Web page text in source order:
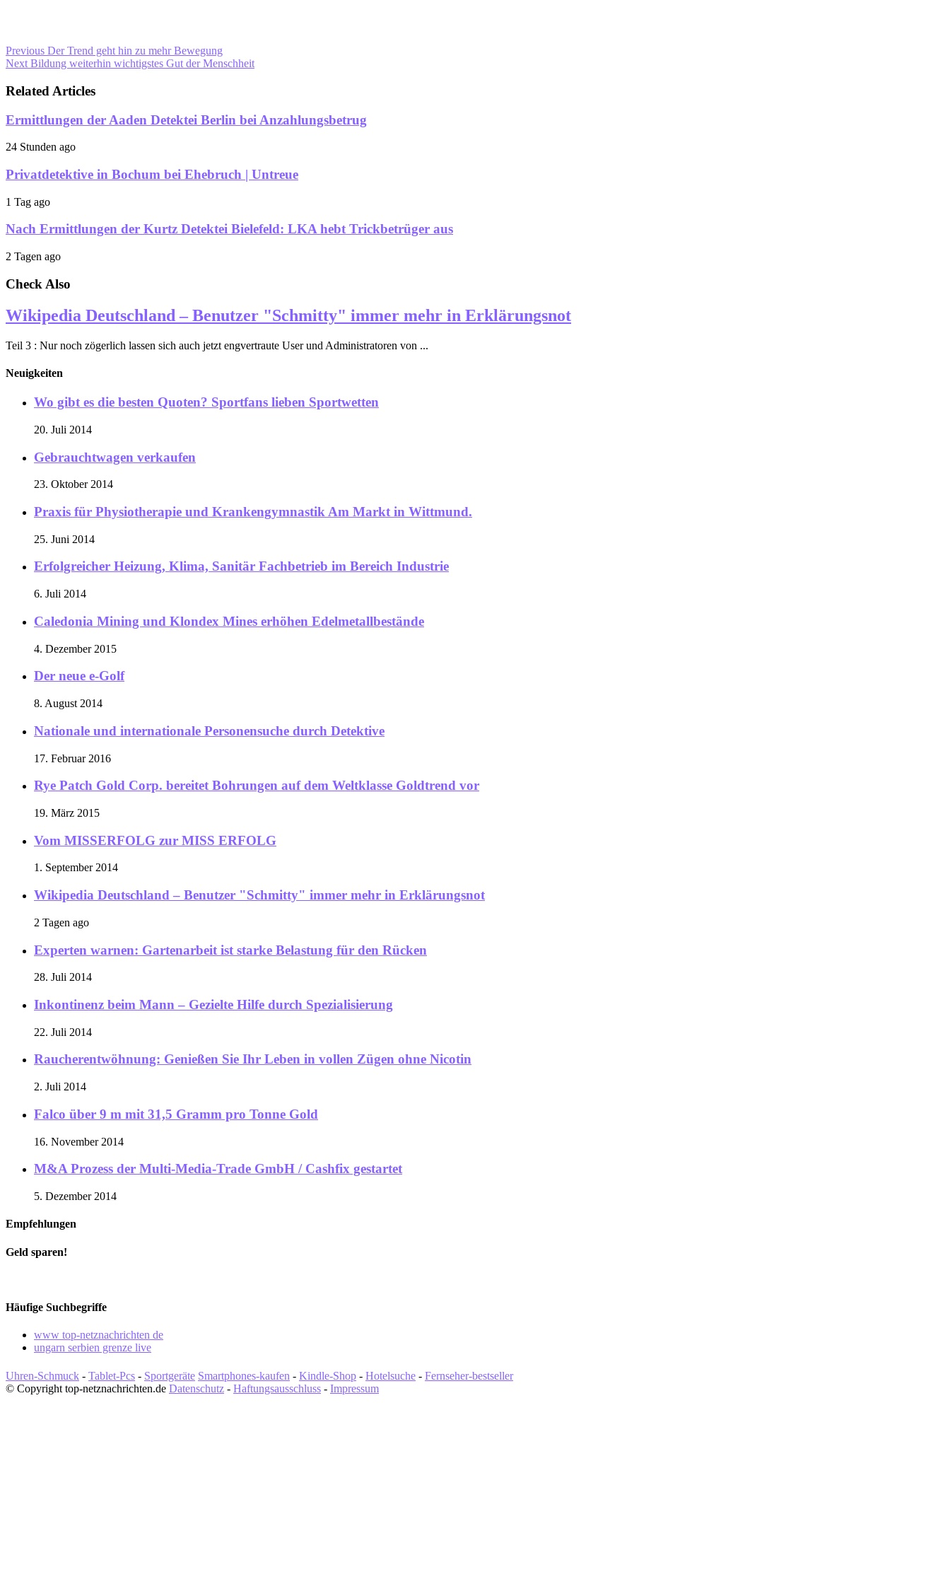
Previous Der Trend geht hin zu mehr Bewegung
Next Bildung weiterhin wichtigstes Gut der Menschheit
Related Articles
Ermittlungen der Aaden Detektei Berlin bei Anzahlungsbetrug
24 Stunden ago
Privatdetektive in Bochum bei Ehebruch | Untreue
1 Tag ago
Nach Ermittlungen der Kurtz Detektei Bielefeld: LKA hebt Trickbetrüger aus
2 Tagen ago
Check Also
Wikipedia Deutschland – Benutzer "Schmitty" immer mehr in Erklärungsnot
Teil 3 : Nur noch zögerlich lassen sich auch jetzt engvertraute User und Administratoren von ...
Neuigkeiten
Wo gibt es die besten Quoten? Sportfans lieben Sportwetten
20. Juli 2014
Gebrauchtwagen verkaufen
23. Oktober 2014
Praxis für Physiotherapie und Krankengymnastik Am Markt in Wittmund.
25. Juni 2014
Erfolgreicher Heizung, Klima, Sanitär Fachbetrieb im Bereich Industrie
6. Juli 2014
Caledonia Mining und Klondex Mines erhöhen Edelmetallbestände
4. Dezember 2015
Der neue e-Golf
8. August 2014
Nationale und internationale Personensuche durch Detektive
17. Februar 2016
Rye Patch Gold Corp. bereitet Bohrungen auf dem Weltklasse Goldtrend vor
19. März 2015
Vom MISSERFOLG zur MISS ERFOLG
1. September 2014
Wikipedia Deutschland – Benutzer "Schmitty" immer mehr in Erklärungsnot
2 Tagen ago
Experten warnen: Gartenarbeit ist starke Belastung für den Rücken
28. Juli 2014
Inkontinenz beim Mann – Gezielte Hilfe durch Spezialisierung
22. Juli 2014
Raucherentwöhnung: Genießen Sie Ihr Leben in vollen Zügen ohne Nicotin
2. Juli 2014
Falco über 9 m mit 31,5 Gramm pro Tonne Gold
16. November 2014
M&A Prozess der Multi-Media-Trade GmbH / Cashfix gestartet
5. Dezember 2014
Empfehlungen
Geld sparen!
Häufige Suchbegriffe
www top-netznachrichten de
ungarn serbien grenze live
Uhren-Schmuck - Tablet-Pcs - Sportgeräte Smartphones-kaufen - Kindle-Shop - Hotelsuche - Fernseher-bestseller
© Copyright top-netznachrichten.de Datenschutz - Haftungsausschluss - Impressum